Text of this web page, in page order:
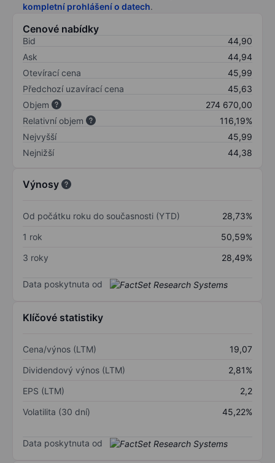
kompletní prohlášení o datech.
Cenové nabídky
Bid
44,90
Ask
44,94
Otevírací cena
45,99
Předchozí uzavírací cena
45,63
Objem
274 670,00
Relativní objem
116,19%
Nejvyšší
45,99
Nejnižší
44,38
Výnosy
Od počátku roku do současnosti (YTD)
28,73%
1 rok
50,59%
3 roky
28,49%
Data poskytnuta od
Klíčové statistiky
Cena/výnos (LTM)
19,07
Dividendový výnos (LTM)
2,81%
EPS (LTM)
2,2
Volatilita (30 dní)
45,22%
Data poskytnuta od